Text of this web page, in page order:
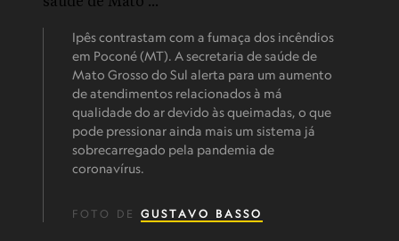
Ipês contrastam com a fumaça dos incêndios
em Poconé (MT). A secretaria de saúde de
Mato Grosso do Sul alerta para um aumento
de atendimentos relacionados à má
qualidade do ar devido às queimadas, o que
pode pressionar ainda mais um sistema já
sobrecarregado pela pandemia de
coronavírus.
FOTO DE GUSTAVO BASSO